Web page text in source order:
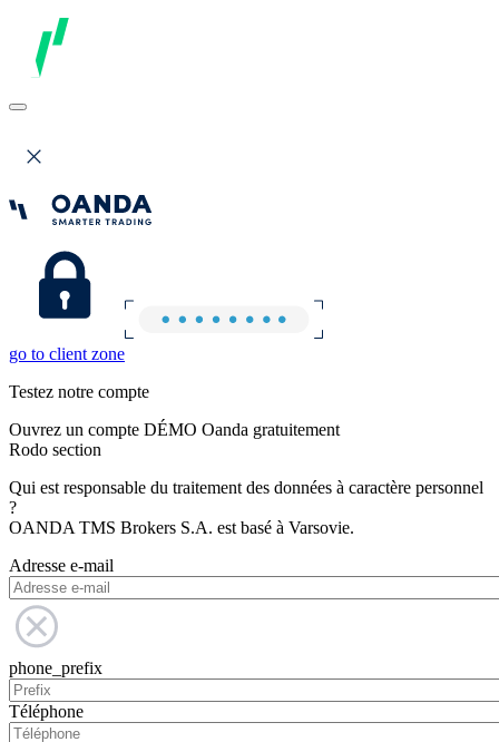
go to client zone
Testez notre compte
Ouvrez un compte DÉMO Oanda gratuitement
Rodo section
Qui est responsable du traitement des données à caractère personnel
?
OANDA TMS Brokers S.A. est basé à Varsovie.
Adresse e-mail
phone_prefix
Téléphone